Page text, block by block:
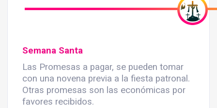
Semana Santa
Las Promesas a pagar, se pueden tomar
con una novena previa a la fiesta patronal.
Otras promesas son las económicas por
favores recibidos.